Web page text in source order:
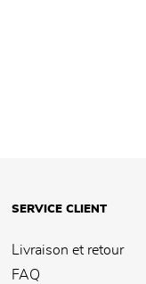
SERVICE CLIENT
Livraison et retour
FAQ